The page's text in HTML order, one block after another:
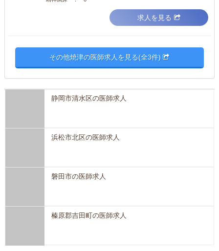
求人を見る
その他焼津の医師求人を見る(全3件)
静岡市清水区の医師求人
浜松市北区の医師求人
磐田市の医師求人
榛原郡吉田町の医師求人